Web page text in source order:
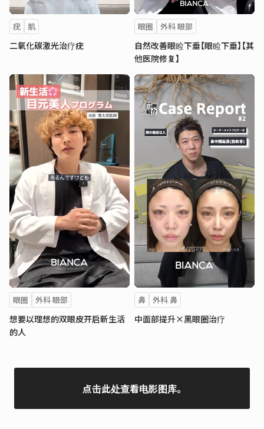
疣 肌
二氧化碳激光治疗疣
眼圈 外科 眼部
自然改善眼睑下垂【眼睑下垂】【其
他医院修复】
眼圈 外科 眼部
想要以理想的双眼皮开启新生活
的人
鼻 外科 鼻
中面部提升×黑眼圈治疗
点击此处查看电影图库。